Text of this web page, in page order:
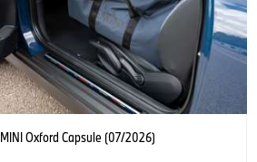
MINI Oxford Capsule (07/2026)